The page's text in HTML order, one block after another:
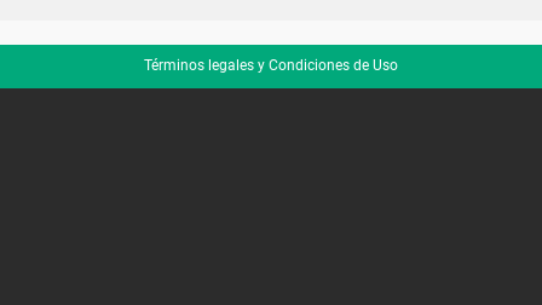
Términos legales y Condiciones de Uso